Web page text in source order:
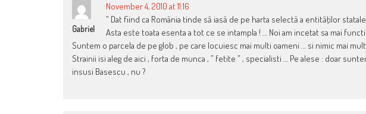
Gabriel
November 4, 2010 at 11:16
” Dat fiind ca România tinde să iasă de pe harta selectă a entităţilor
Asta este toata esenta a tot ce se intampla ! … Noi am incetat sa mai
Suntem o parcela de pe glob , pe care locuiesc mai multi oameni … si nimic mai mult
Strainii isi aleg de aici , forta de munca , ” fetite ” , specialisti … Pe alese : doar
insusi Basescu , nu ?